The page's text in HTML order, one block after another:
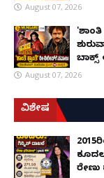
August 07, 2026
August 07, 2026
ವಿಶೇಷ